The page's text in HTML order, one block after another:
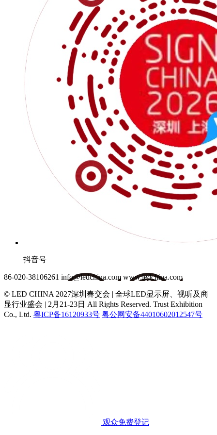
抖音号
86-020-38106261 info@ledchina.com www.ledchina.com
© LED CHINA 2027深圳春交会 | 全球LED显示屏、视听及商
显行业盛会 | 2月21-23日 All Rights Reserved. Trust Exhibition
Co., Ltd. 粤ICP备16120933号 粤公网安备44010602012547号
观众免费登记